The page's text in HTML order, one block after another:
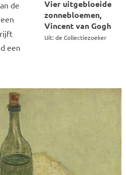
de
een
Vier uitgebloeide
zonnebloemen,
Vincent van Gogh
Uit: de Collectiezoeker